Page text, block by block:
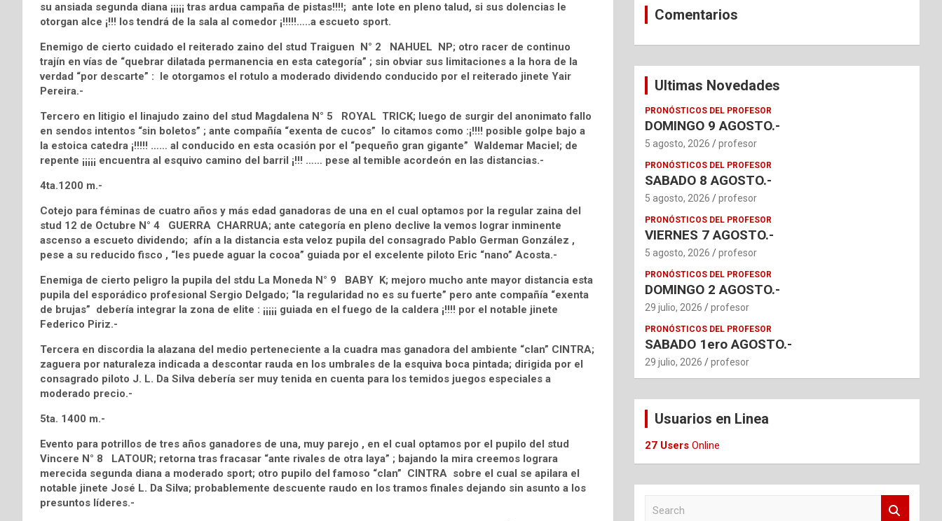
su ansiada segunda diana ¡¡¡¡¡ tras ardua campaña de pistas!!!!; ante lote en pleno talud, si sus dolencias le
otorgan alce ¡!!! los tendrá de la sala al comedor ¡!!!!!…..a escueto sport.
Enemigo de cierto cuidado el reiterado zaino del stud Traiguen N° 2 NAHUEL NP; otro racer de continuo
trajín en vías de “quebrar dilatada permanencia en esta categoría” ; sin obviar sus limitaciones a la hora de la
verdad “por descarte” : le otorgamos el rotulo a moderado dividendo conducido por el reiterado jinete Yair
Pereira.-
Tercero en litigio el linajudo zaino del stud Magdalena N° 5 ROYAL TRICK; luego de surgir del anonimato fallo
en sendos intentos “sin boletos” ; ante compañía “exenta de cucos” lo citamos como :¡!!!! posible golpe bajo a
la estoica catedra ¡!!!!! …… al conducido en esta ocasión por el “pequeño gran gigante” Waldemar Maciel; de
repente ¡¡¡¡¡ encuentra al esquivo camino del barril ¡!!! …… pese al temible acordeón en las distancias.-
4ta.1200 m.-
Cotejo para féminas de cuatro años y más edad ganadoras de una en el cual optamos por la regular zaina del
stud 12 de Octubre N° 4 GUERRA CHARRUA; ante categoría en pleno declive la vemos lograr inminente
ascenso a escueto dividendo; afín a la distancia esta veloz pupila del consagrado Pablo German González ,
pese a su reducido fisco , “les puede aguar la cocoa” guiada por el excelente piloto Eric “nano” Acosta.-
Enemiga de cierto peligro la pupila del stdu La Moneda N° 9 BABY K; mejoro mucho ante mayor distancia esta
pupila del esporádico profesional Sergio Delgado; “la regularidad no es su fuerte” pero ante compañía “exenta
de brujas” debería integrar la zona de elite : ¡¡¡¡¡ guiada en el fuego de la caldera ¡!!!! por el notable jinete
Federico Piriz.-
Tercera en discordia la alazana del medio perteneciente a la cuadra mas ganadora del ambiente “clan” CINTRA;
zaguera por naturaleza indicada a descontar rauda en los umbrales de la esquiva boca pintada; dirigida por el
consagrado piloto J. L. Da Silva debería ser muy tenida en cuenta para los temidos juegos especiales a
moderado precio.-
5ta. 1400 m.-
Evento para potrillos de tres años ganadores de una, muy parejo , en el cual optamos por el pupilo del stud
Vincere N° 8 LATOUR; retorna tras fracasar “ante rivales de otra laya” ; bajando la mira creemos lograra
merecida segunda diana a moderado sport; otro pupilo del famoso “clan” CINTRA sobre el cual se apilara el
notable jinete José L. Da Silva; probablemente descuente raudo en los tramos finales dejando sin asunto a los
presuntos líderes.-
Comentarios
Ultimas Novedades
PRONÓSTICOS DEL PROFESOR
DOMINGO 9 AGOSTO.-
5 agosto, 2026 profesor
PRONÓSTICOS DEL PROFESOR
SABADO 8 AGOSTO.-
5 agosto, 2026 profesor
PRONÓSTICOS DEL PROFESOR
VIERNES 7 AGOSTO.-
5 agosto, 2026 profesor
PRONÓSTICOS DEL PROFESOR
DOMINGO 2 AGOSTO.-
29 julio, 2026 profesor
PRONÓSTICOS DEL PROFESOR
SABADO 1ero AGOSTO.-
29 julio, 2026 profesor
Usuarios en Linea
27 Users Online